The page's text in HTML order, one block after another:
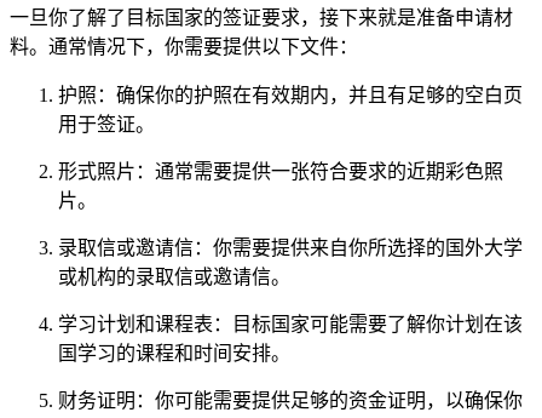
一旦你了解了目标国家的签证要求，接下来就是准备申请材
料。通常情况下，你需要提供以下文件：
护照：确保你的护照在有效期内，并且有足够的空白页
用于签证。
形式照片：通常需要提供一张符合要求的近期彩色照
片。
录取信或邀请信：你需要提供来自你所选择的国外大学
或机构的录取信或邀请信。
学习计划和课程表：目标国家可能需要了解你计划在该
国学习的课程和时间安排。
财务证明：你可能需要提供足够的资金证明，以确保你